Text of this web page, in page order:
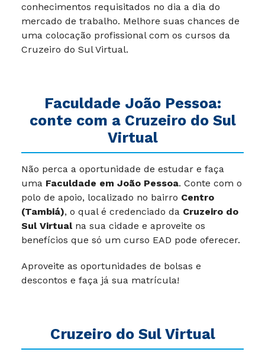
conhecimentos requisitados no dia a dia do
mercado de trabalho. Melhore suas chances de
uma colocação profissional com os cursos da
Cruzeiro do Sul Virtual.
Faculdade João Pessoa:
conte com a Cruzeiro do Sul
Virtual
Não perca a oportunidade de estudar e faça
uma Faculdade em João Pessoa. Conte com o
polo de apoio, localizado no bairro Centro
(Tambiá), o qual é credenciado da Cruzeiro do
Sul Virtualna sua cidade e aproveite os
benefícios que só um curso EAD pode oferecer.
Aproveite as oportunidades de bolsas e
descontos e faça já sua matrícula!
Cruzeiro do Sul Virtual